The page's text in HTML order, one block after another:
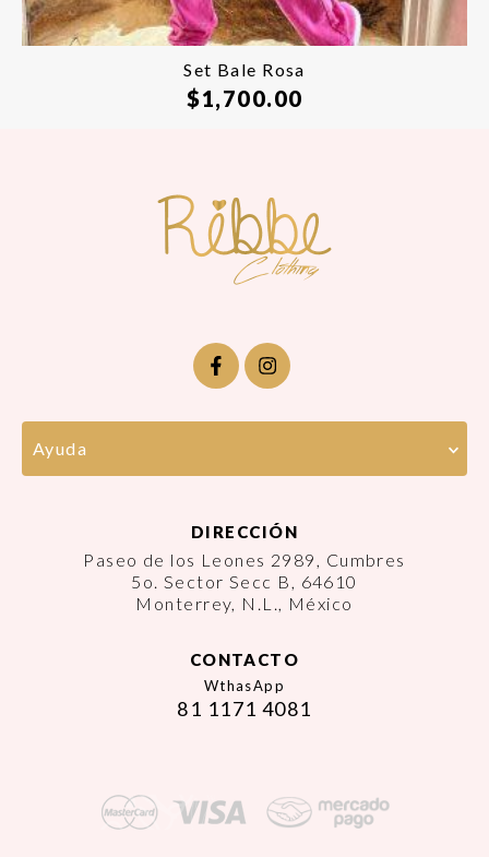
Set Bale Rosa
$1,700.00
Ayuda
DIRECCIÓN
Paseo de los Leones 2989, Cumbres
5o. Sector Secc B, 64610
Monterrey, N.L., México
CONTACTO
WthasApp
81 1171 4081